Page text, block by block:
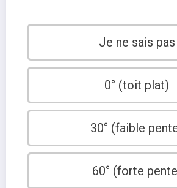
Je ne sais pas
0° (toit plat)
30° (faible
60° (forte